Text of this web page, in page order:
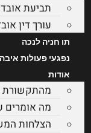
תביעת
עורך דין
תו חניה לנכה
נפגעי פעולות איבה
אודות
מהתקשורת
מה אומרים
הצלחות